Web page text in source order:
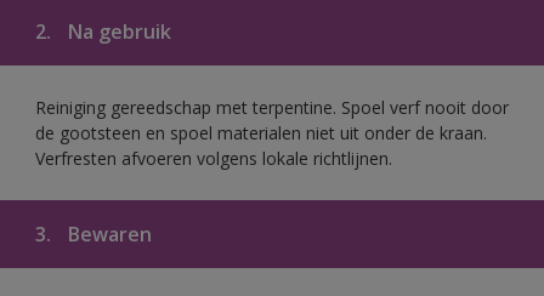
2. Na gebruik
Reiniging gereedschap met terpentine. Spoel verf nooit door
de gootsteen en spoel materialen niet uit onder de kraan.
Verfresten afvoeren volgens lokale richtlijnen.
3. Bewaren